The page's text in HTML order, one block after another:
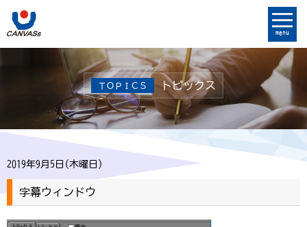
menu
ＴＯＰＩＣＳ トピックス
2019年9月5日(木曜日)
字幕ウィンドウ